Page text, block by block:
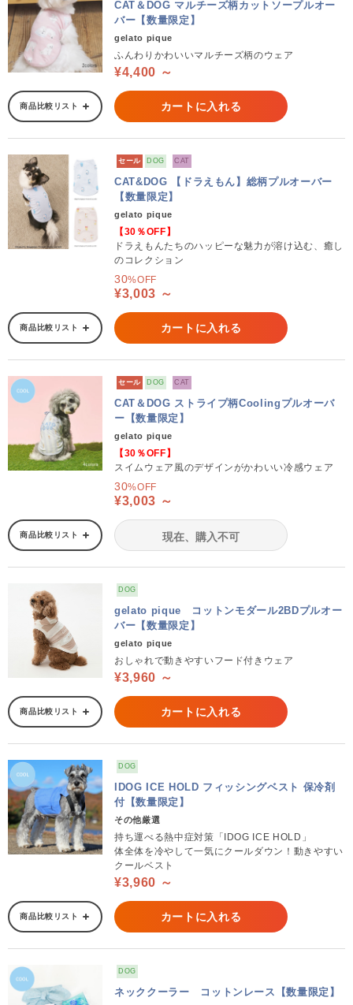
CAT＆DOG マルチーズ柄カットソープルオー
バー【数量限定】
gelato pique
ふんわりかわいいマルチーズ柄のウェア
¥4,400 ～
商品比較リスト カートに入れる
セール DOG CAT
CAT&DOG 【ドラえもん】総柄プルオーバー
【数量限定】
gelato pique
【30％OFF】
ドラえもんたちのハッピーな魅力が溶け込む、癒し
のコレクション
30%OFF
¥3,003 ～
商品比較リスト カートに入れる
セール DOG CAT
CAT＆DOG ストライプ柄Coolingプルオーバ
ー【数量限定】
gelato pique
【30％OFF】
スイムウェア風のデザインがかわいい冷感ウェア
30%OFF
¥3,003 ～
商品比較リスト 現在、購入不可
DOG
gelato pique コットンモダール2BDプルオー
バー【数量限定】
gelato pique
おしゃれで動きやすいフード付きウェア
¥3,960 ～
商品比較リスト カートに入れる
DOG
IDOG ICE HOLD フィッシングベスト 保冷剤
付【数量限定】
その他厳選
持ち運べる熱中症対策「IDOG ICE HOLD」
体全体を冷やして一気にクールダウン！動きやすい
クールベスト
¥3,960 ～
商品比較リスト カートに入れる
DOG
ネッククーラー コットンレース【数量限定】